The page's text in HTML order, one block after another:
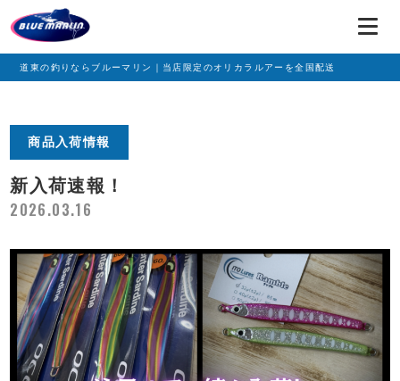
道東の釣りならブルーマリン｜当店限定のオリカラルアーを全国配送
商品入荷情報
新入荷速報！
2026.03.16